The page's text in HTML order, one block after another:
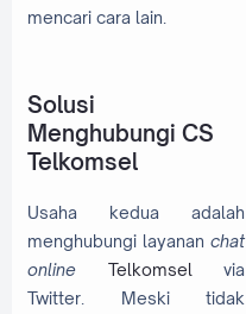
mencari cara lain.
Solusi
Menghubungi CS
Telkomsel
Usaha kedua adalah
menghubungi layanan chat
online
Telkomsel via
Twitter. Meski tidak